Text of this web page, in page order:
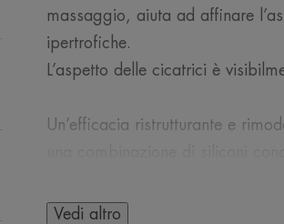
massaggio, aiuta ad affinare
ipertrofiche.
L’aspetto delle cicatrici è
Un’efficacia ristrutturante e
pigmentazione...
Vedi altro